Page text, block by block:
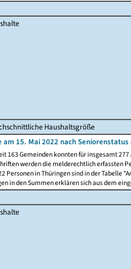
Haushaltsgröße
am 15. Mai 2022 nach
163 Gemeinden konnten für insgesamt
werden die melderechtlich erfassten
Personen in Thüringen sind in der Tabelle
in den Summen erklären sich aus dem